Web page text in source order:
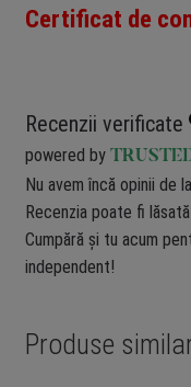
Certificat de
Recenzii verificate
powered by
Nu avem încă opinii de
Recenzia poate fi
Cumpără și tu acum
independent!
Produse